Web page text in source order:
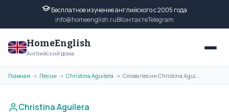
Бесплатное изучение английского с 2005 года
info@homeenglish.ruВКонтактеTelegram
HomeEnglish
Английский дома
Главная → Песни → Christina Aguilera → Слова песни Christina Aguilera: Another Sad Love Song на английском языке
Christina Aguilera